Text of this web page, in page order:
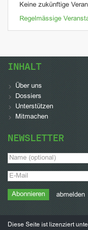
Keine zukünftige
Regelmässige
INHALT
Über uns
Dossiers
Unterstützen
Mitmachen
NEWSLETTER
abmelden
Diese Seite ist lizenziert